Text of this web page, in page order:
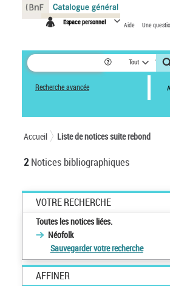
Espace personnel Aide Une
Tout
Recherche avancée
Accueil Liste de notices suite rebond
2Notices bibliographiques
VOTRE RECHERCHE
Toutes les notices liées.
Néofolk
Sauvegarder votre recherche
AFFINER
Panneau de gestion des cookies